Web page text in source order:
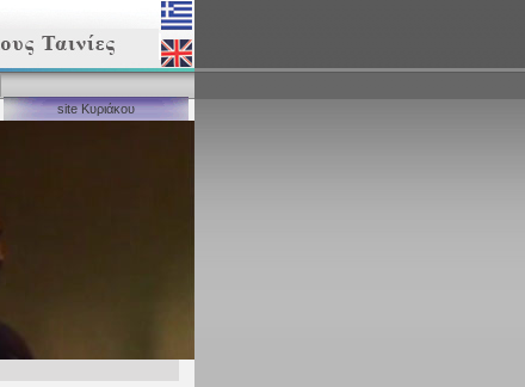
site Κυριάκου